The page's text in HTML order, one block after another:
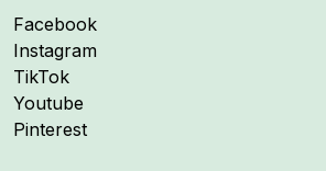
Följ mig på
Facebook
Följ mig på
Instagram
Följ mig på
TikTok
Följ mig på
Youtube
Följ mig på
Pinterest